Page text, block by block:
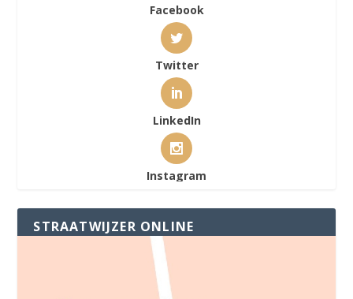
Facebook
Twitter
LinkedIn
Instagram
STRAATWIJZER ONLINE